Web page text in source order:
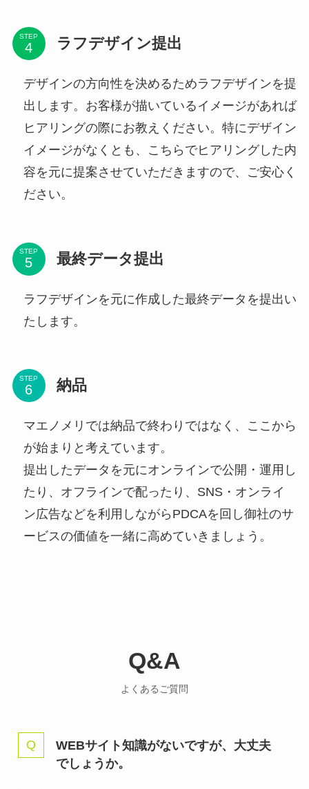
STEP ラフデザイン提出
デザインの方向性を決めるためラフデザインを提
出します。お客様が描いているイメージがあれば
ヒアリングの際にお教えください。特にデザイン
イメージがなくとも、こちらでヒアリングした内
容を元に提案させていただきますので、ご安心く
ださい。
STEP 最終データ提出
ラフデザインを元に作成した最終データを提出い
たします。
STEP 納品
マエノメリでは納品で終わりではなく、ここから
が始まりと考えています。
提出したデータを元にオンラインで公開・運用し
たり、オフラインで配ったり、SNS・オンライ
ン広告などを利用しながらPDCAを回し御社のサ
ービスの価値を一緒に高めていきましょう。
Q&A
よくあるご質問
WEBサイト知識がないですが、大丈夫
でしょうか。